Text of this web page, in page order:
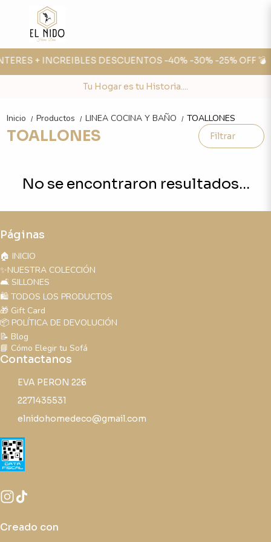
+ INCREIBLES DESCUENTOS -40% -30% -25% OFF 💣
Tu Hogar es tu Historia....
Inicio / Productos / LINEA COCINA Y BAÑO / TOALLONES
TOALLONES Filtrar
No se encontraron resultados...
Páginas
🏠 INICIO
✨NUESTRA COLECCIÓN
🛋️ SILLONES
🛍️ TODOS LOS PRODUCTOS
🎁 Gift Card
📦 POLÍTICA DE DEVOLUCIÓN
📝 Blog
📘 Cómo Elegir tu Sofá
Contactanos
EVA PERON 226
2271435531
elnidohomedeco@gmail.com
Creado con